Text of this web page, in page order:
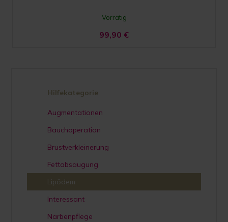
Vorrätig
99,90 €
Hilfekategorie
Augmentationen
Bauchoperation
Brustverkleinerung
Fettabsaugung
Lipödem
Interessant
Narbenpflege